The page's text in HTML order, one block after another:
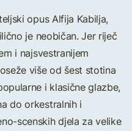
opus Alfija Kabilja,
je neobičan. Jer riječ
i najsvestranijem
više od šest stotina
i klasične glazbe,
do orkestralnih i
scenskih djela za velike